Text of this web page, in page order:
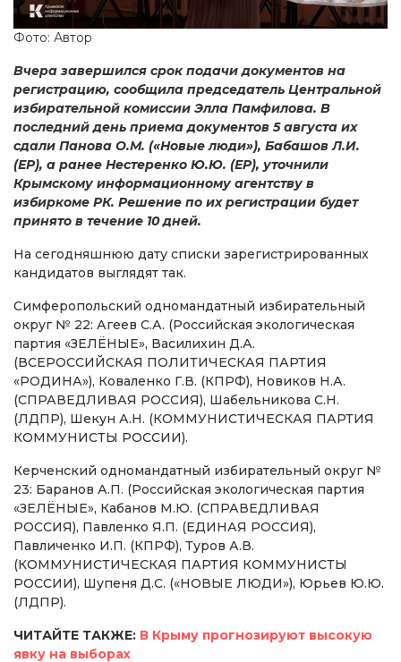
Фото: Автор
Вчера завершился срок подачи документов на
регистрацию, сообщила председатель Центральной
избирательной комиссии Элла Памфилова. В
последний день приема документов 5 августа их
сдали Панова О.М. («Новые люди»), Бабашов Л.И.
(ЕР), а ранее Нестеренко Ю.Ю. (ЕР), уточнили
Крымскому информационному агентству в
избиркоме РК. Решение по их регистрации будет
принято в течение 10 дней.
На сегодняшнюю дату списки зарегистрированных
кандидатов выглядят так.
Симферопольский одномандатный избирательный
округ № 22: Агеев С.А. (Российская экологическая
партия «ЗЕЛЁНЫЕ», Василихин Д.А.
(ВСЕРОССИЙСКАЯ ПОЛИТИЧЕСКАЯ ПАРТИЯ
«РОДИНА»), Коваленко Г.В. (КПРФ), Новиков Н.А.
(СПРАВЕДЛИВАЯ РОССИЯ), Шабельникова С.Н.
(ЛДПР), Шекун А.Н. (КОММУНИСТИЧЕСКАЯ ПАРТИЯ
КОММУНИСТЫ РОССИИ).
Керченский одномандатный избирательный округ №
23: Баранов А.П. (Российская экологическая партия
«ЗЕЛЁНЫЕ», Кабанов М.Ю. (СПРАВЕДЛИВАЯ
РОССИЯ), Павленко Я.П. (ЕДИНАЯ РОССИЯ),
Павличенко И.П. (КПРФ), Туров А.В.
(КОММУНИСТИЧЕСКАЯ ПАРТИЯ КОММУНИСТЫ
РОССИИ), Шупеня Д.С. («НОВЫЕ ЛЮДИ»), Юрьев Ю.Ю.
(ЛДПР).
ЧИТАЙТЕ ТАКЖЕ: В Крыму прогнозируют высокую
явку на выборах